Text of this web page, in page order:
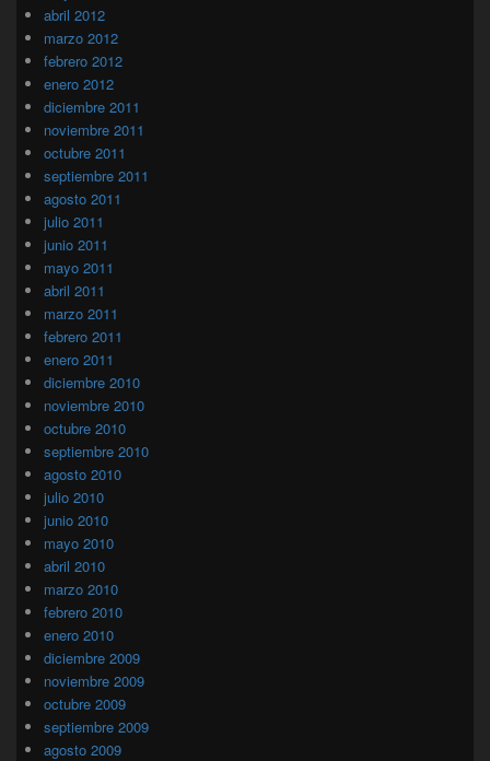
abril 2012
marzo 2012
febrero 2012
enero 2012
diciembre 2011
noviembre 2011
octubre 2011
septiembre 2011
agosto 2011
julio 2011
junio 2011
mayo 2011
abril 2011
marzo 2011
febrero 2011
enero 2011
diciembre 2010
noviembre 2010
octubre 2010
septiembre 2010
agosto 2010
julio 2010
junio 2010
mayo 2010
abril 2010
marzo 2010
febrero 2010
enero 2010
diciembre 2009
noviembre 2009
octubre 2009
septiembre 2009
agosto 2009